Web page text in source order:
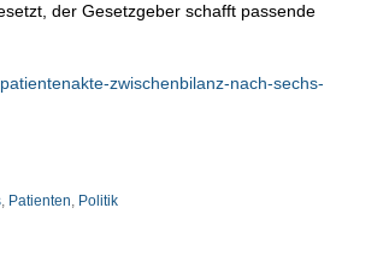
der Gesetzgeber schafft passende
zwischenbilanz-nach-sechs-
, Patienten, Politik